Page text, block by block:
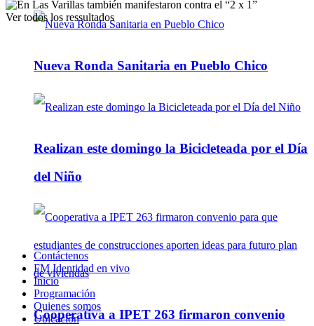
Nueva Ronda Sanitaria en Pueblo Chico
Realizan este domingo la Bicicleteada por el Día
del Niño
Cooperativa a IPET 263 firmaron convenio
Ver todos los ressultados
Contáctenos
FM Identidad en vivo
Inicio
Programación
Quienes somos
Ubicación